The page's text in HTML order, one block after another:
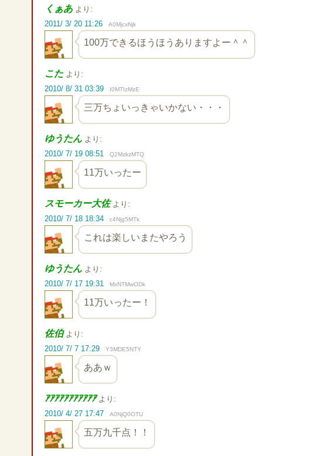
くぁあ より:
2011/ 3/ 20 11:26
A0MjcxNjk
100万できるほうほうありますよー＾＾
こた より:
2010/ 8/ 31 03:39
I0MTIzMzE
三万ちょいっきゃいかない・・・
ゆうたん より:
2010/ 7/ 19 08:51
Q2MzkzMTQ
11万いったー
スモーカー大佐 より:
2010/ 7/ 18 18:34
c4Njg5MTk
これは楽しいまたやろう
ゆうたん より:
2010/ 7/ 17 19:31
MxNTMwODk
11万いったー！
佐伯 より:
2010/ 7/ 7 17:29
Y3MDE5NTY
ああｗ
ｱｱｱｱｱｱｱｱｱｱｱ より:
2010/ 4/ 27 17:47
A0NjQ0OTU
五万九千点！！